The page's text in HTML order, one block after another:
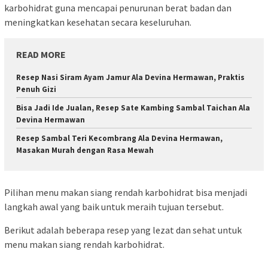
karbohidrat guna mencapai penurunan berat badan dan
meningkatkan kesehatan secara keseluruhan.
READ MORE
Resep Nasi Siram Ayam Jamur Ala Devina Hermawan, Praktis
Penuh Gizi
Bisa Jadi Ide Jualan, Resep Sate Kambing Sambal Taichan Ala
Devina Hermawan
Resep Sambal Teri Kecombrang Ala Devina Hermawan,
Masakan Murah dengan Rasa Mewah
Pilihan menu makan siang rendah karbohidrat bisa menjadi
langkah awal yang baik untuk meraih tujuan tersebut.
Berikut adalah beberapa resep yang lezat dan sehat untuk
menu makan siang rendah karbohidrat.